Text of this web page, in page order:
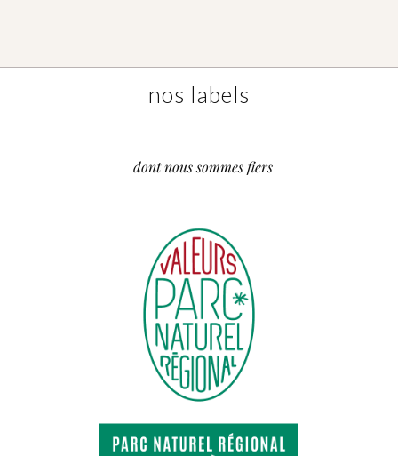
nos labels
dont nous sommes fiers